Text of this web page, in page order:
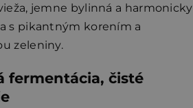
jemne bylinná a harmonicky
s pikantným korením a
zeleniny.
fermentácia, čisté